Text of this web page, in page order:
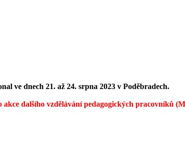
ve dnech 21. až 24. srpna 2023 v Poděbradech.
dalšího vzdělávání pedagogických pracovníků